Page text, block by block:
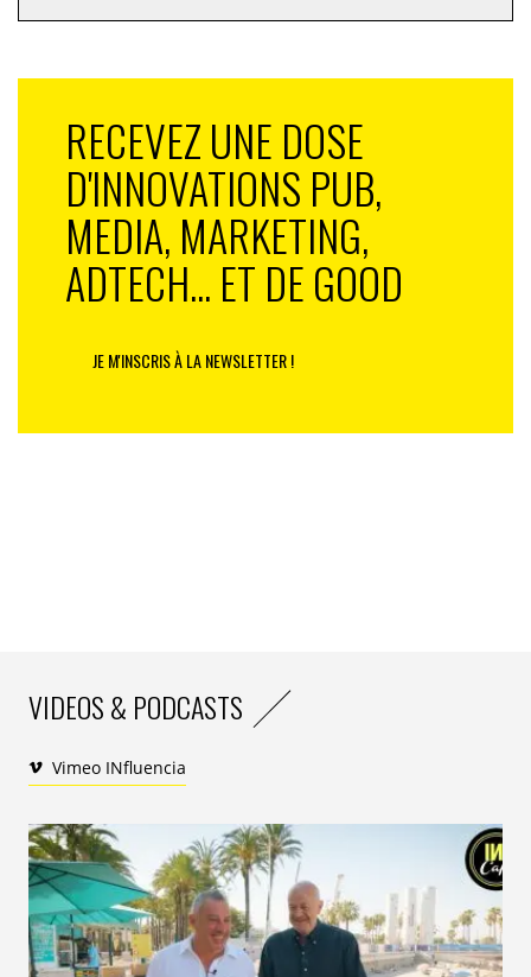
salles depuis le 15 octobre avec une bande-annonce
«Là où « Les Sentinelles » interroge les dérives du
progrès, Volvo propose une autre voie, celle d’une
RECEVEZ UNE DOSE
D'INNOVATIONS PUB,
MEDIA, MARKETING,
ADTECH... ET DE GOOD
JE M'INSCRIS À LA NEWSLETTER !
VIDEOS & PODCASTS
Vimeo INfluencia